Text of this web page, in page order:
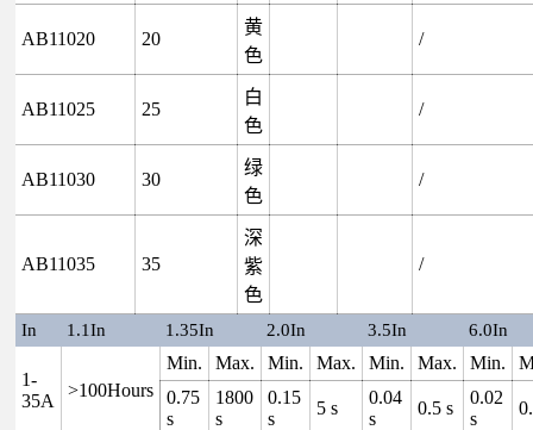
AB11020 20
黄
色
/
AB11025 25
白
色
/
AB11030 30
绿
色
/
AB11035 35
深
紫
色
/
In 1.1In 1.35In 2.0In 3.5In 6.0In
1-
35A
>100Hours
Min. Max. Min. Max. Min. Max. Min.
0.75
s
1800
s
0.15
s
5 s
0.04
s
0.5 s
0.02
s